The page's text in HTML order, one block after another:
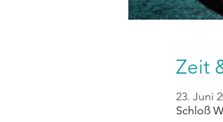
Zeit
23. Juni
Schloß